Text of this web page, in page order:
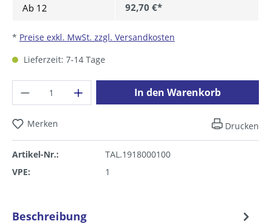
Ab 12 92,70 €*
* Preise exkl. MwSt. zzgl. Versandkosten
Lieferzeit: 7-14 Tage
Produkt Anzahl: Gib den gewünschten
In den Warenkorb
Merken Drucken
Artikel-Nr.:
TAL.1918000100
VPE:
1
Beschreibung